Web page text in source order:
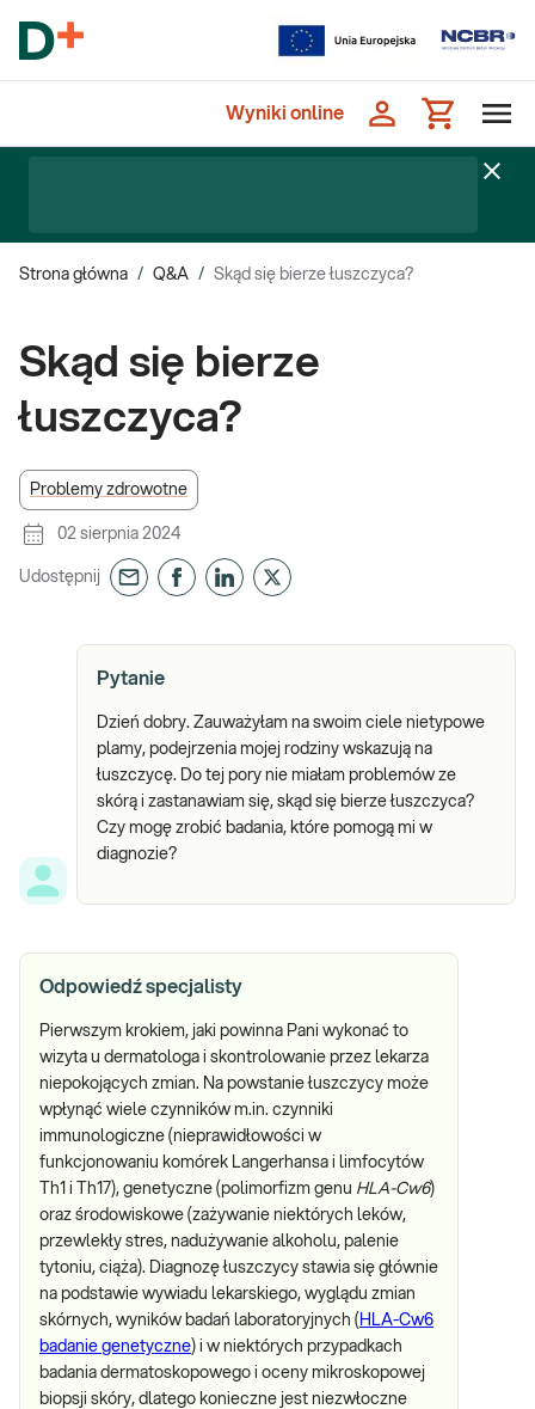
Wyniki online
Strona główna / Q&A / Skąd się bierze łuszczyca?
Skąd się bierze
łuszczyca?
Problemy zdrowotne
02 sierpnia 2024
Udostępnij
Pytanie
Dzień dobry. Zauważyłam na swoim ciele nietypowe
plamy, podejrzenia mojej rodziny wskazują na
łuszczycę. Do tej pory nie miałam problemów ze
skórą i zastanawiam się, skąd się bierze łuszczyca?
Czy mogę zrobić badania, które pomogą mi w
diagnozie?
Odpowiedź specjalisty
Pierwszym krokiem, jaki powinna Pani wykonać to
wizyta u dermatologa i skontrolowanie przez lekarza
niepokojących zmian. Na powstanie łuszczycy może
wpłynąć wiele czynników m.in. czynniki
immunologiczne (nieprawidłowości w
funkcjonowaniu komórek Langerhansa i limfocytów
Th1 i Th17), genetyczne (polimorfizm genu HLA-Cw6)
oraz środowiskowe (zażywanie niektórych leków,
przewlekły stres, nadużywanie alkoholu, palenie
tytoniu, ciąża). Diagnozę łuszczycy stawia się głównie
na podstawie wywiadu lekarskiego, wyglądu zmian
skórnych, wyników badań laboratoryjnych ( HLA-Cw6
badanie genetyczne) i w niektórych przypadkach
badania dermatoskopowego i oceny mikroskopowej
biopsji skóry, dlatego konieczne jest niezwłoczne